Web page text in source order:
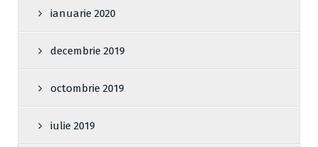
ianuarie 2020
decembrie 2019
octombrie 2019
iulie 2019